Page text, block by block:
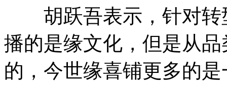
胡跃吾表示，针对转
播的是缘文化，但是从
的，今世缘喜铺更多的